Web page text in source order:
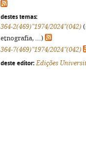
destes temas:
364-2(469)"1974/2024"(042)
etnografia, ...)
364-7(469)"1974/2024"(042)
deste editor: Edições